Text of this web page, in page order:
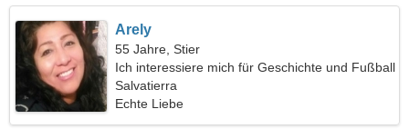
Arely
55 Jahre, Stier
Ich interessiere mich für Geschichte und Fußball
Salvatierra
Echte Liebe